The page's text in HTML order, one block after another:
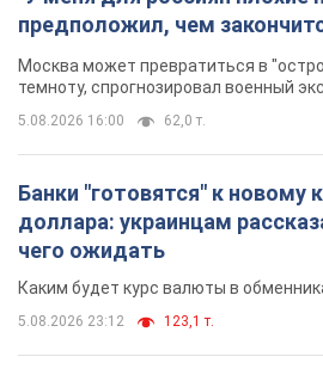
5.08.2026 23:12
"Джипинг разрушает
которые формировались
субальпийские луга – редкие
комплексы, которые формировались
лет